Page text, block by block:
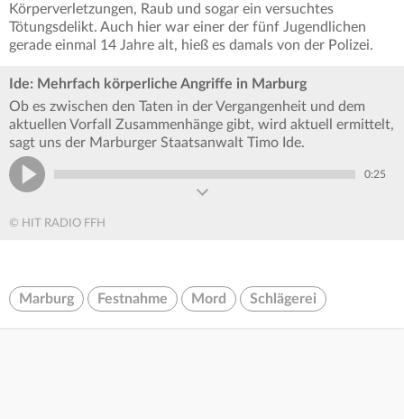
Körperverletzungen, Raub und sogar ein versuchtes
Tötungsdelikt. Auch hier war einer der fünf Jugendlichen
gerade einmal 14 Jahre alt, hieß es damals von der Polizei.
Ide: Mehrfach körperliche Angriffe in Marburg
Ob es zwischen den Taten in der Vergangenheit und dem
aktuellen Vorfall Zusammenhänge gibt, wird aktuell ermittelt,
sagt uns der Marburger Staatsanwalt Timo Ide.
0:25
© HIT RADIO FFH
Marburg Festnahme Mord Schlägerei